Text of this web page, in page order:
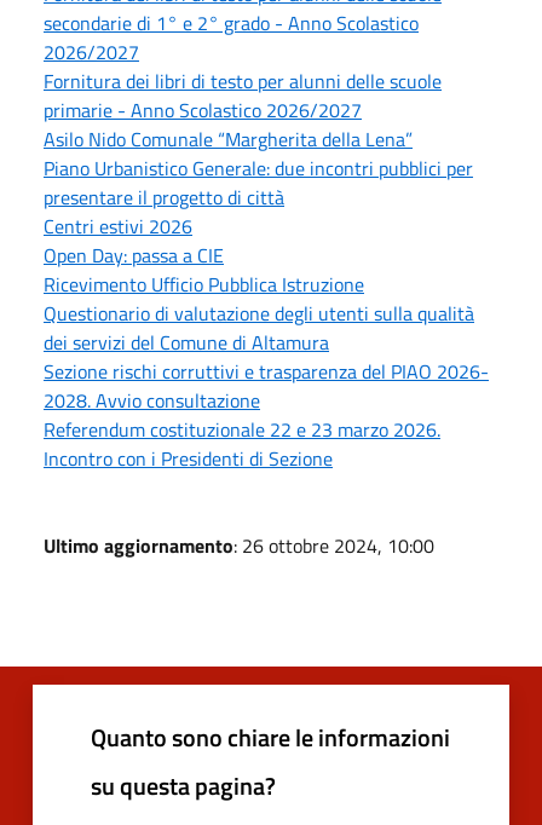
secondarie di 1° e 2° grado - Anno Scolastico
2026/2027
Fornitura dei libri di testo per alunni delle scuole
primarie - Anno Scolastico 2026/2027
Asilo Nido Comunale “Margherita della Lena”
Piano Urbanistico Generale: due incontri pubblici per
presentare il progetto di città
Centri estivi 2026
Open Day: passa a CIE
Ricevimento Ufficio Pubblica Istruzione
Questionario di valutazione degli utenti sulla qualità
dei servizi del Comune di Altamura
Sezione rischi corruttivi e trasparenza del PIAO 2026-
2028. Avvio consultazione
Referendum costituzionale 22 e 23 marzo 2026.
Incontro con i Presidenti di Sezione
Ultimo aggiornamento: 26 ottobre 2024, 10:00
Quanto sono chiare le informazioni
su questa pagina?